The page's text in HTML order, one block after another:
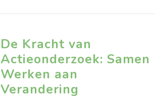
De Kracht van
Actieonderzoek: Samen
Werken aan
Verandering